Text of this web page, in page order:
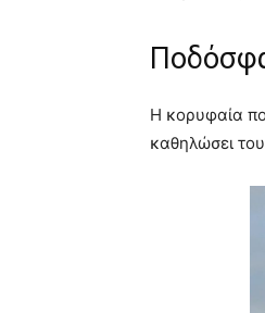
Η κορυφαία
καθηλώσει